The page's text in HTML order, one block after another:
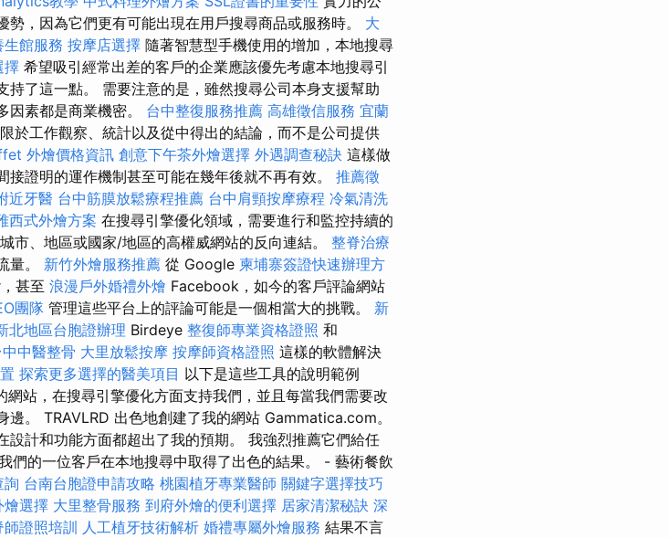
，因為它們更有可能出現在用戶搜尋商品或服務時。 大
生館服務 按摩店選擇 隨著智慧型手機使用的增加，本地搜尋
擇 希望吸引經常出差的客戶的企業應該優先考慮本地搜尋引
了這一點。 需要注意的是，雖然搜尋公司本身支援幫助
因素都是商業機密。 台中整復服務推薦 高雄徵信服務 宜蘭
於工作觀察、統計以及從中得出的結論，而不是公司提供
外燴價格資訊 創意下午茶外燴選擇 外遇調查秘訣 這樣做
證明的運作機制甚至可能在幾年後就不再有效。 推薦徵
近牙醫 台中筋膜放鬆療程推薦 台中肩頸按摩療程 冷氣清洗
西式外燴方案 在搜尋引擎優化領域，需要進行和監控持續的
市、地區或國家/地區的高權威網站的反向連結。 整脊治療
量。 新竹外燴服務推薦 從 Google 柬埔寨簽證快速辦理方
甚至 浪漫戶外婚禮外燴 Facebook，如今的客戶評論網站
團隊 管理這些平台上的評論可能是一個相當大的挑戰。 新
北地區台胞證辦理 Birdeye 整復師專業資格證照 和
中中醫整骨 大里放鬆按摩 按摩師資格證照 這樣的軟體解決
探索更多選擇的醫美項目 以下是這些工具的說明範例
網站，在搜尋引擎優化方面支持我們，並且每當我們需要改
。 TRAVLRD 出色地創建了我的網站 Gammatica.com。
設計和功能方面都超出了我的預期。 我強烈推薦它們給任
們的一位客戶在本地搜尋中取得了出色的結果。 - 藝術餐飲
詢 台南台胞證申請攻略 桃園植牙專業醫師 關鍵字選擇技巧
燴選擇 大里整骨服務 到府外燴的便利選擇 居家清潔秘訣 深
師證照培訓 人工植牙技術解析 婚禮專屬外燴服務 結果不言